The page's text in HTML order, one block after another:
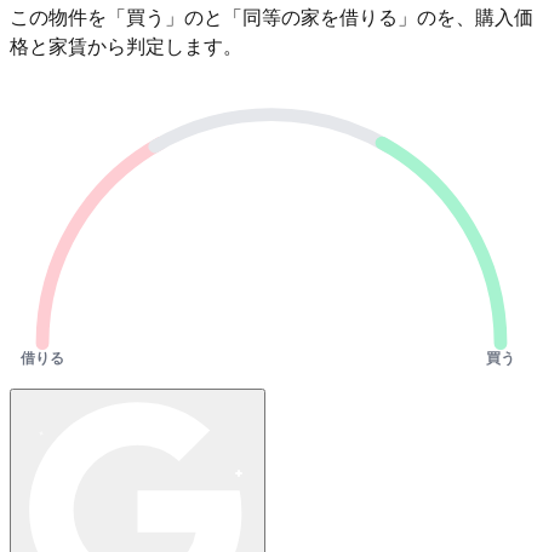
この物件を「買う」のと「同等の家を借りる」のを、購入価
格と家賃から判定します。
借りる 買う